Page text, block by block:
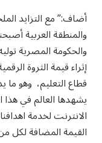
أضاف:” مع التزايد
والمنطقة العربية
والحكومة المصرية
إثراء قيمة الثروة
قطاع التعليم، وهو ما
يشهدها العالم في هذا
الانترنت لخدمة
القيمة المضافة لكل